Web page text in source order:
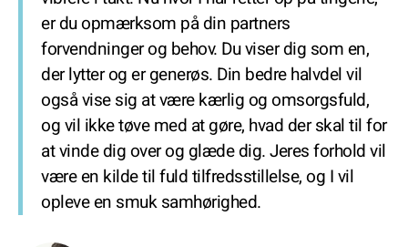
er du opmærksom på din partners
forvendninger og behov. Du viser dig som en,
der lytter og er generøs. Din bedre halvdel vil
også vise sig at være kærlig og omsorgsfuld,
og vil ikke tøve med at gøre, hvad der skal til for
at vinde dig over og glæde dig. Jeres forhold vil
være en kilde til fuld tilfredsstillelse, og I vil
opleve en smuk samhørighed.